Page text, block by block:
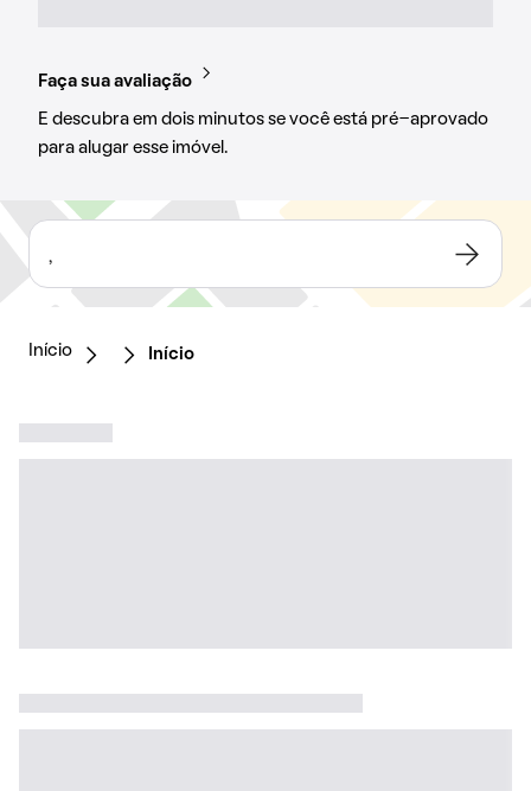
Faça sua avaliação
E descubra em dois minutos se você está pré-aprovado
para alugar esse imóvel.
,
Início Início